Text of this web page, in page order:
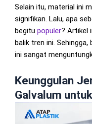
Selain itu, material ini
signifikan. Lalu, apa
begitu populer? Artikel
balik tren ini.
ini sangat
Keunggulan
Galvalum